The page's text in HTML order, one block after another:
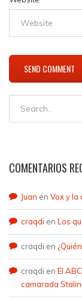
COMENTARIOS
Juan en Vox y la
craqdi en Los
craqdi en
craqdi en El
camarada Stalin